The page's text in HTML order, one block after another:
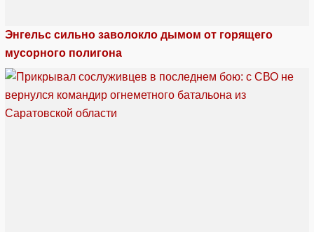
Энгельс сильно заволокло дымом от горящего
мусорного полигона